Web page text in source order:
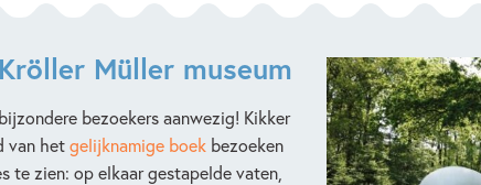
Müller museum
bezoekers aanwezig! Kikker
van hetgelijknamige boek bezoeken
te zien: op elkaar gestapelde vaten,